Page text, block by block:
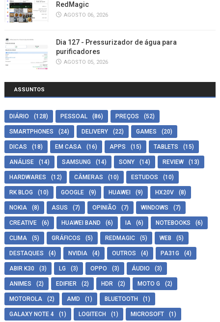
RedMagic
AGOSTO 06, 2026
Dia 127 - Pressurizador de água para
purificadores
AGOSTO 05, 2026
ASSUNTOS
DIÁRIO (128) PESSOAL (86) PREÇOS (52)
SMARTPHONES (24) DELIVERY (22) GAMES (20)
DICAS (18) EM CASA (16) APPS (15) TABLETS (15)
ANÁLISE (14) SAMSUNG (14) SONY (14) REVIEW (13)
HARDWARES (12) CÂMERAS (10) ESTUDOS (10)
RK BLOG (10) GOOGLE (9) HUAWEI (9) HX20V (8)
NOKIA (8) ASUS (7) OPINIÃO (7) WINDOWS (7)
CREATIVE (6) HUAWEI BAND (6) IA (6) NOTEBOOKS (6)
CLIMA (5) GRÁFICOS (5) REDMAGIC (5) WEB (5)
DESTAQUES (4) NVIDIA (4) OUTROS (4) PA31G (4)
ABIR K30 (3) LG (3) OPPO (3) ÁUDIO (3)
ANIMES (2) EDIFIER (2) HDR (2) MOTO G (2)
MOTOROLA (2) AMD (1) BLUETOOTH (1)
GALAXY NOTE 4 (1) LOGITECH (1) MICROSOFT (1)